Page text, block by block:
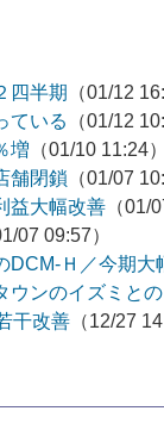
四半期
（01/12
ている
（01/12
増 （01/10 11:24
舗閉鎖 （01/07
大幅改善 （01/
07 09:57）
DCM-Ｈ／今期大
ンのイズミと
干改善 （12/27